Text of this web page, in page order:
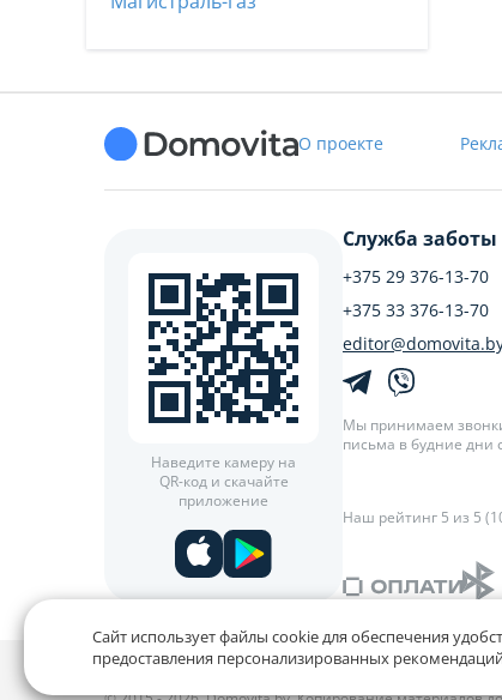
О проекте
Наведите камеру на
QR-код и скачайте
приложение
Служба заботы
+375 29 376-13-70
+375 33 376-13-70
Мы принимаем
письма в будние дни
Наш рейтинг 5 из 5
Политика конфиденциальности,Политика
Сайт использует файлы cookie для обеспечения
предоставления персонализированных